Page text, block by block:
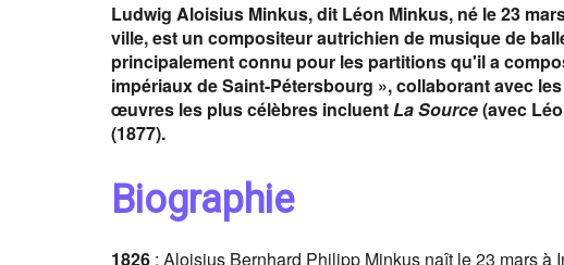
Ludwig Aloisius Minkus, dit Léon Minkus, né le 23
ville, est un compositeur autrichien de musique de
principalement connu pour les partitions qu'il a
impériaux de Saint-Pétersbourg », collaborant avec
œuvres les plus célèbres incluentLa Source(avec
(1877).
Biographie
1826 : Aloisius Bernhard Philipp Minkus naît le 23 mars à